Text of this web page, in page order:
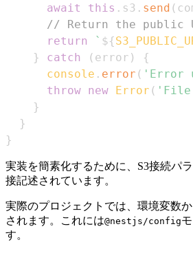
await
this . s3 . send (
// Return the public
return
` ${
}
catch ( error )
{
console . error ( 'Error
throw new Error ( 'File
}
}
}
実装を簡素化するために、S3接続パ
接記述されています。
実際のプロジェクトでは、環境変数
されます。これには@nestjs/config
す。